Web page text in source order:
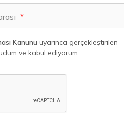
*
Kanunu uyarınca gerçekleştirilen
ve kabul ediyorum.